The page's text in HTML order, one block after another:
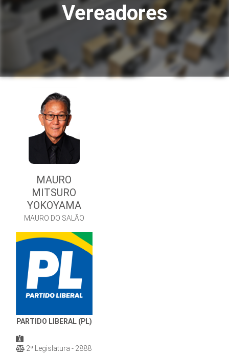
Vereadores
MAURO
MITSURO
YOKOYAMA
MAURO DO SALÃO
PARTIDO LIBERAL (PL)
2ª Legislatura - 2888